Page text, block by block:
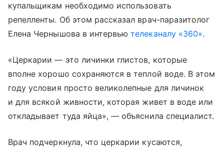
купальщикам необходимо использовать
репелленты. Об этом рассказал врач-паразитолог
Елена Чернышова в интервьютелеканалу «360».
«Церкарии — это личинки глистов, которые
вполне хорошо сохраняются в теплой воде. В этом
году условия просто великолепные для личинок
и для всякой живности, которая живет в воде или
откладывает туда яйца», — объяснила специалист.
Врач подчеркнула, что церкарии кусаются,